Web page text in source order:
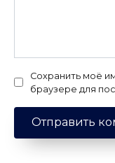
Сохранить моё
браузере для